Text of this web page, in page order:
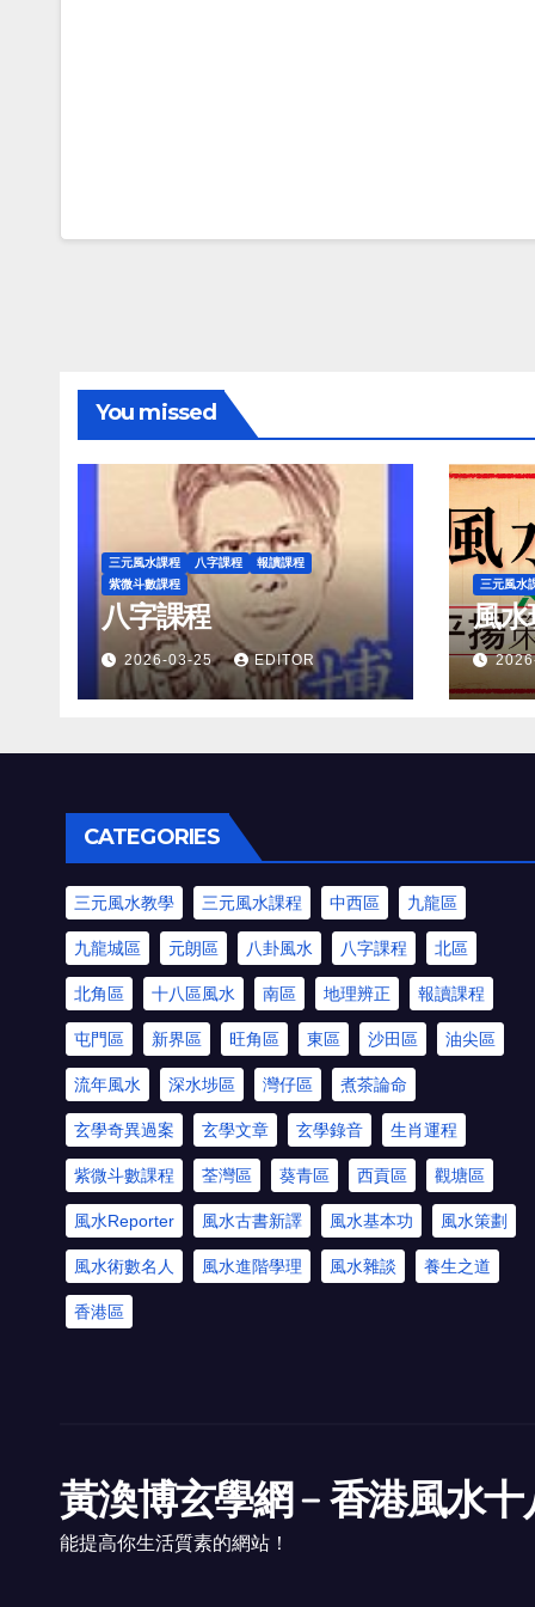
You missed
三元風水課程 八字課程
報讀課程
紫微斗數課程
八字課程
2026-03-25 EDITOR
三元風水
風水
CATEGORIES
三元風水教學 三元風水課程 中西區 九龍區
九龍城區 元朗區 八卦風水 八字課程 北區
北角區 十八區風水 南區 地理辨正 報讀課程
屯門區 新界區 旺角區 東區 沙田區 油尖區
流年風水 深水埗區 灣仔區 煮茶論命
玄學奇異過案 玄學文章 玄學錄音 生肖運程
紫微斗數課程 荃灣區 葵青區 西貢區 觀塘區
風水Reporter 風水古書新譯 風水基本功 風水策劃
風水術數名人 風水進階學理 風水雜談 養生之道
香港區
黃渙博玄學網﹣香港風水十
能提高你生活質素的網站！